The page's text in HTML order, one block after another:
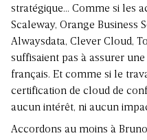
stratégique… Comme si les
Scaleway, Orange Business
Alwaysdata, Clever Cloud,
suffisaient pas à assurer
français. Et comme si le
certification de cloud de
aucun intérêt, ni aucun
Accordons au moins à